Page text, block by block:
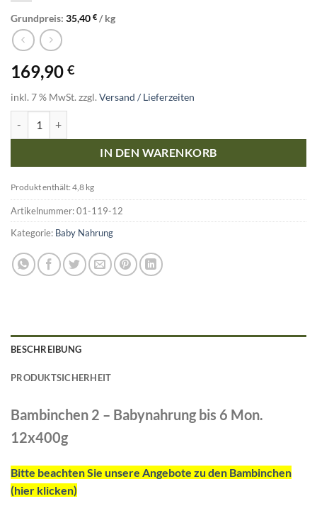
Grundpreis: 35,40 € /kg
169,90 €
inkl. 7 % MwSt. zzgl. Versand / Lieferzeiten
IN DEN WARENKORB
Produkt enthält: 4,8 kg
Artikelnummer:01-119-12
Kategorie: Baby Nahrung
BESCHREIBUNG
PRODUKTSICHERHEIT
Bambinchen 2 – Babynahrung bis 6 Mon.
12x400g
Bitte beachten Sie unsere Angebote zu den Bambinchen
(hier klicken)